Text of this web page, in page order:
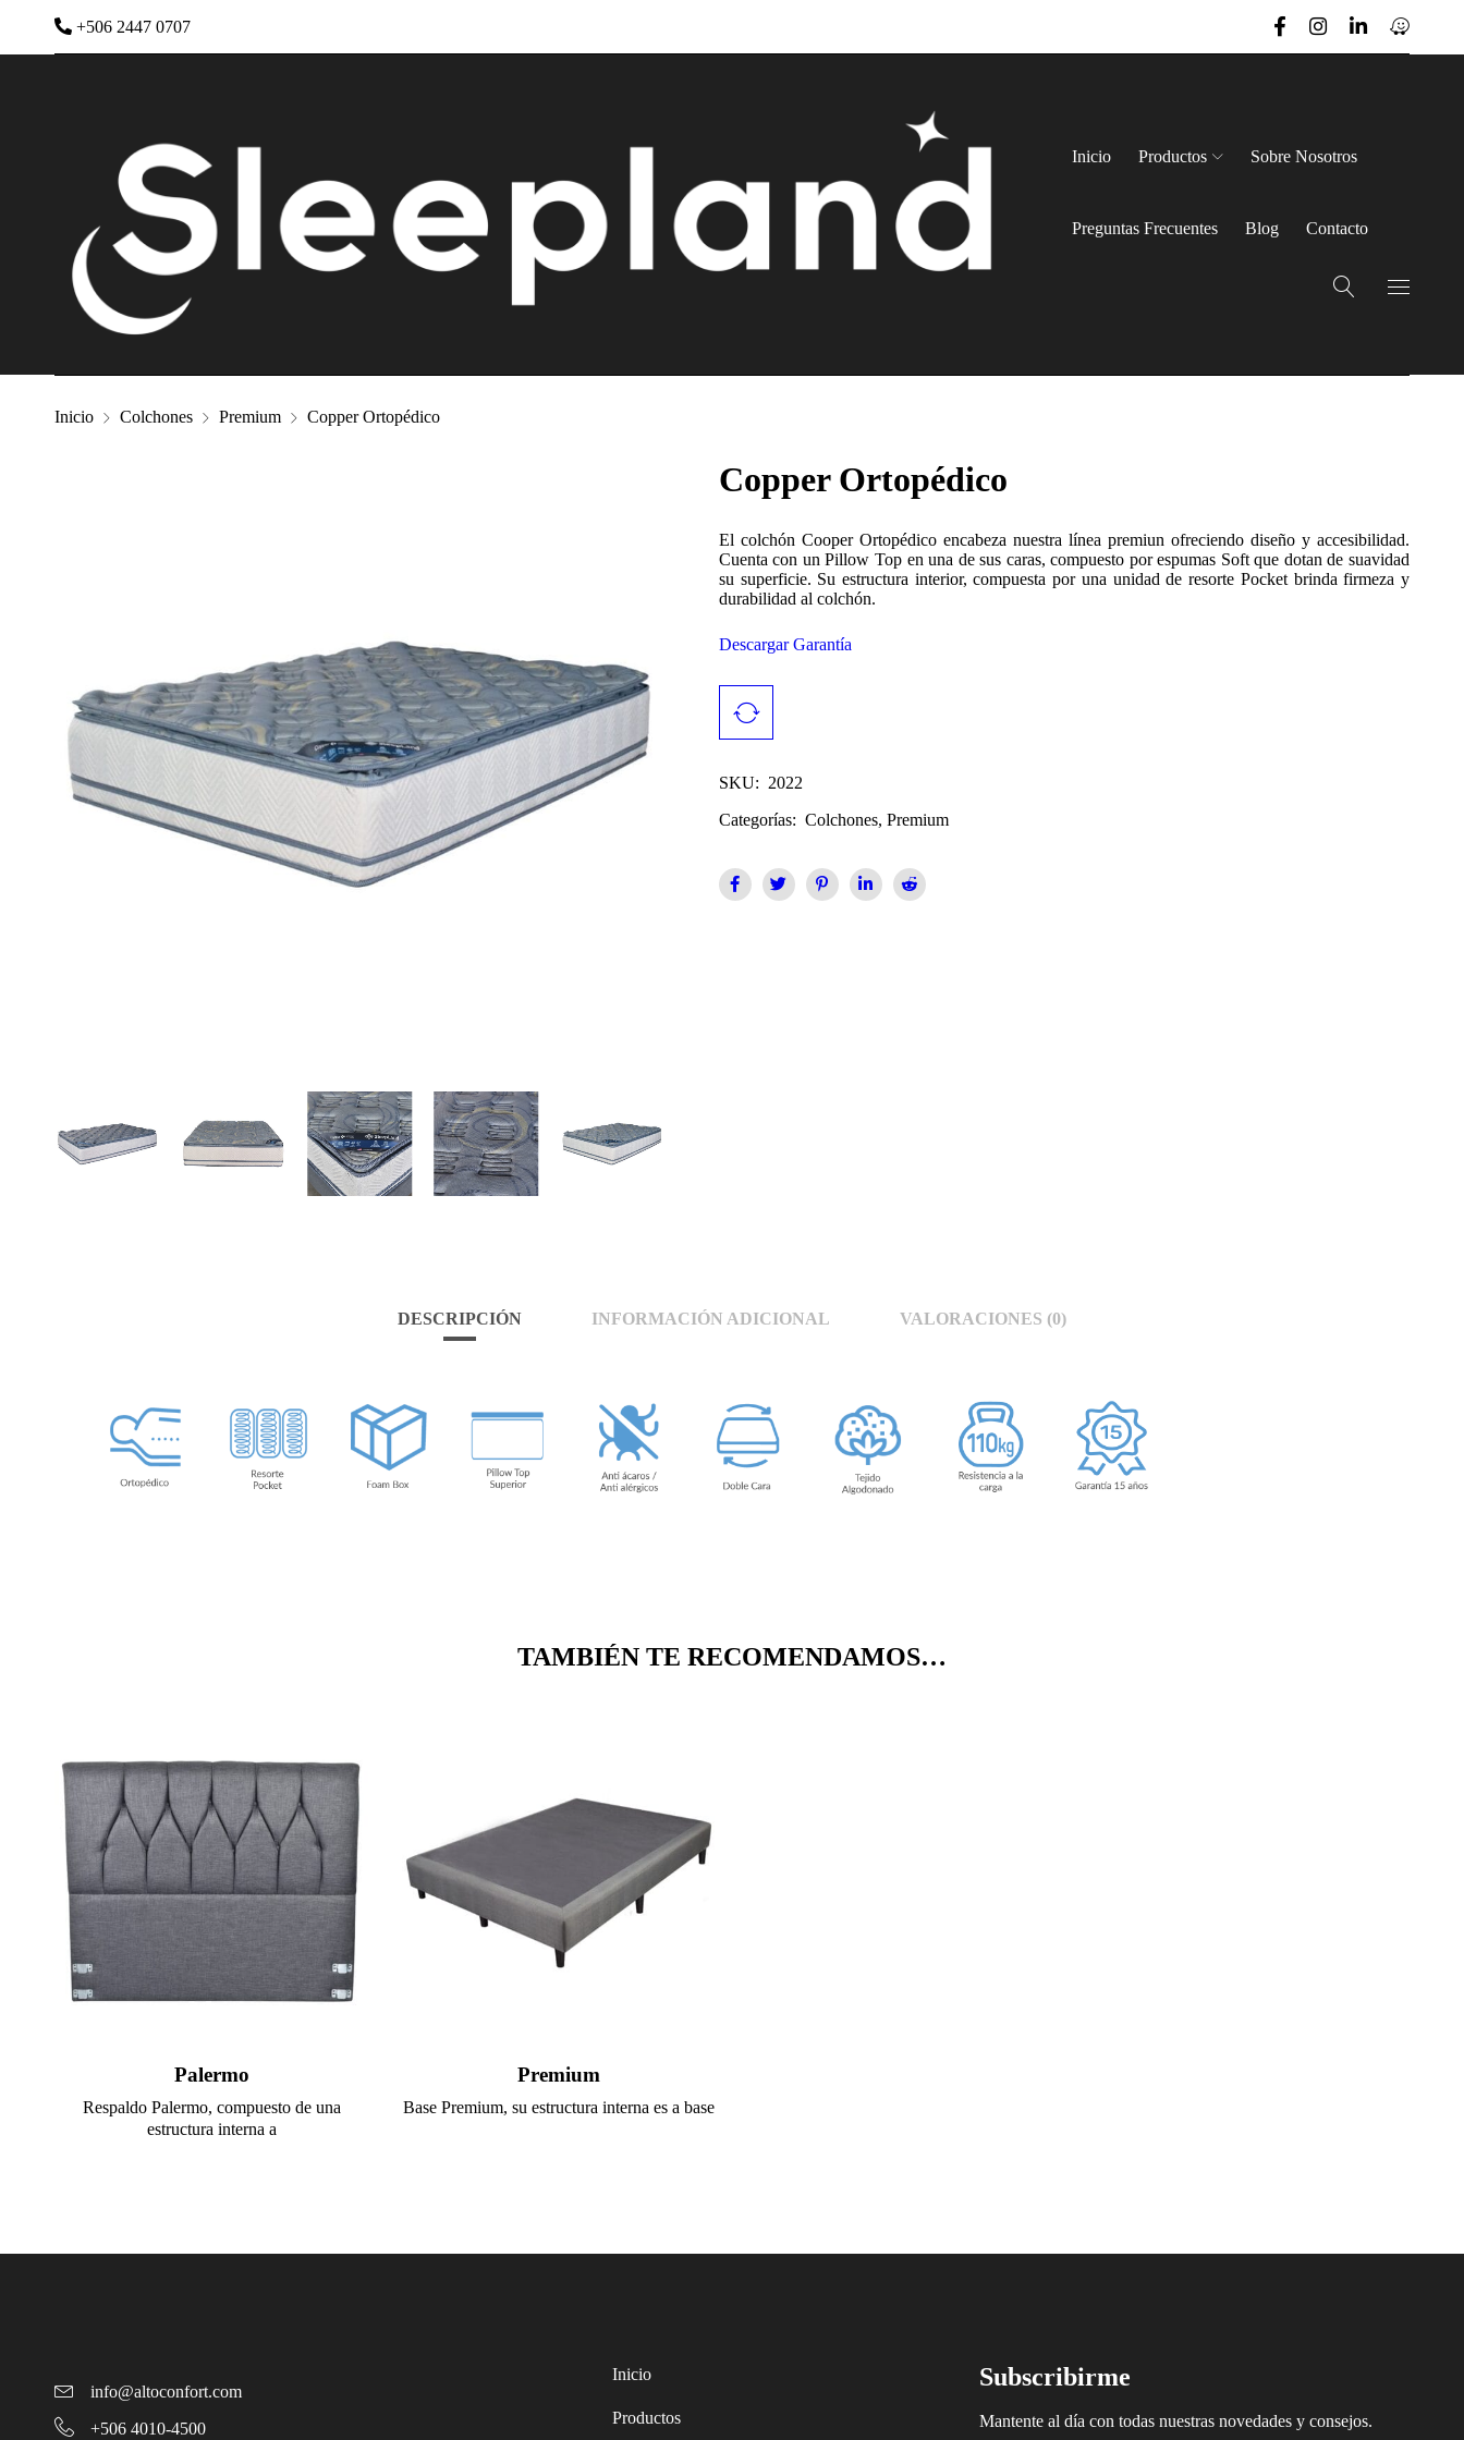
+506 2447 0707
Inicio Productos Sobre Nosotros
Preguntas Frecuentes Blog Contacto
Inicio Colchones Premium Copper Ortopédico
Copper Ortopédico
El colchón Cooper Ortopédico encabeza nuestra línea premiun ofreciendo diseño y accesibilidad.
Cuenta con un Pillow Top en una de sus caras, compuesto por espumas Soft que dotan de suavidad
su superficie. Su estructura interior, compuesta por una unidad de resorte Pocket brinda firmeza y
durabilidad al colchón.
Descargar Garantía
SKU: 2022
Categorías: Colchones, Premium
DESCRIPCIÓN INFORMACIÓN ADICIONAL VALORACIONES (0)
TAMBIÉN TE RECOMENDAMOS…
Palermo
Respaldo Palermo, compuesto de una
estructura interna a
Premium
Base Premium, su estructura interna es a base
info@altoconfort.com
+506 4010-4500
Inicio
Productos
Subscribirme
Mantente al día con todas nuestras novedades y consejos.